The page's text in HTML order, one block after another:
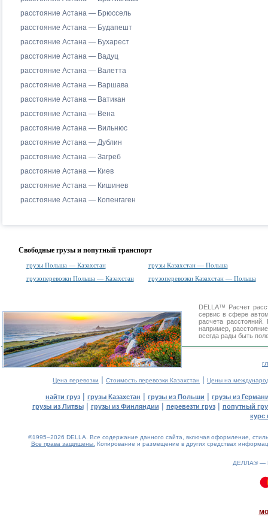
расстояние Астана — Брюссель
расстояние Астана — Будапешт
расстояние Астана — Бухарест
расстояние Астана — Вадуц
расстояние Астана — Валетта
расстояние Астана — Варшава
расстояние Астана — Ватикан
расстояние Астана — Вена
расстояние Астана — Вильнюс
расстояние Астана — Дублин
расстояние Астана — Загреб
расстояние Астана — Киев
расстояние Астана — Кишинев
расстояние Астана — Копенгаген
Свободные грузы и попутный транспорт
грузы Польша — Казахстан
грузы Казахстан — Польша
грузоперевозки Польша — Казахстан
грузоперевозки Казахстан — Польша
DELLA™ Расчет
сервис в сфере
расчета
например,
всегда рады быть
Цена перевозки | Стоимость перевозки Казахстан | Цены на
найти груз | грузы Казахстан | грузы из Польши | грузы из
грузы из Литвы| грузы из Финляндии | перевезти груз| попутный
курс
©1995–2026 DELLA. Все содержание данного сайта, включая оформление,
Все права защищены. Копирование и размещение в других средствах
ДЕЛЛА® —